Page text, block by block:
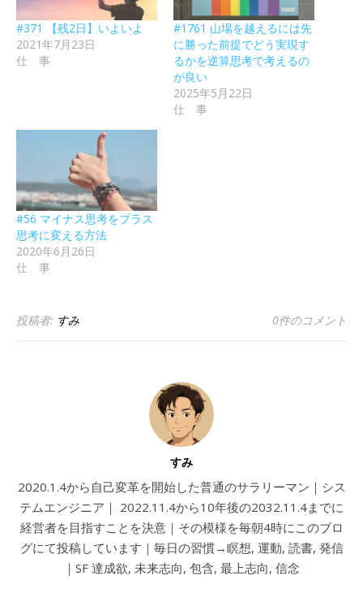
#371 【残2日】いよいよ
2021年7月23日
仕 事
#1761 山場を越えるには先
に勝った前提でどう実現す
るかを逆算思考で考えるの
が良い
2025年5月22日
仕 事
#56 マイナス思考をプラス
思考に変える方法
2020年6月26日
仕 事
投稿者: すみ 0件のコメント
すみ
2020.1.4から自己変革を開始した普通のサラリーマン｜シス
テムエンジニア｜ 2022.11.4から10年後の2032.11.4までに
経営者を目指すことを決意｜その模様を毎朝4時にこのブロ
グにて投稿しています｜毎日の習慣→瞑想, 運動, 読書, 発信
｜SF 達成欲, 未来志向, 包含, 最上志向, 信念